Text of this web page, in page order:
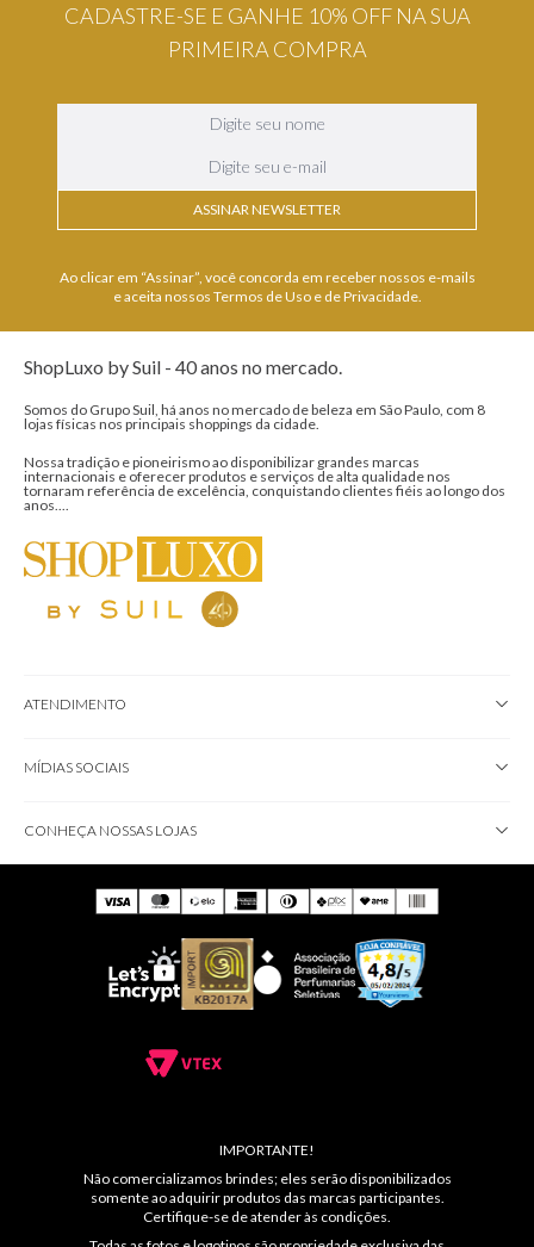
CADASTRE-SE E GANHE 10% OFF NA SUA
PRIMEIRA COMPRA
ASSINAR NEWSLETTER
Ao clicar em “Assinar”, você concorda em receber nossos e-mails
e aceita nossos Termos de Uso e de Privacidade.
ShopLuxo by Suil - 40 anos no mercado.
Somos do Grupo Suil, há anos no mercado de beleza em São Paulo, com 8
lojas físicas nos principais shoppings da cidade.
Nossa tradição e pioneirismo ao disponibilizar grandes marcas
internacionais e oferecer produtos e serviços de alta qualidade nos
tornaram referência de excelência, conquistando clientes fiéis ao longo dos
anos....
ATENDIMENTO
MÍDIAS SOCIAIS
CONHEÇA NOSSAS LOJAS
IMPORTANTE!
Não comercializamos brindes; eles serão disponibilizados
somente ao adquirir produtos das marcas participantes.
Certifique-se de atender às condições.